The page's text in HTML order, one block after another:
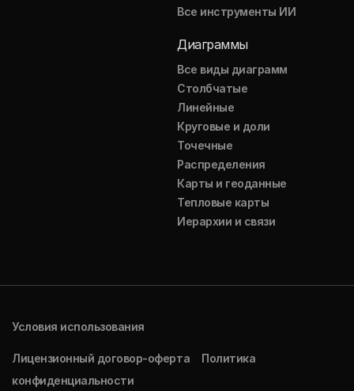
Все инструменты ИИ
Диаграммы
Все виды диаграмм
Столбчатые
Линейные
Круговые и доли
Точечные
Распределения
Карты и геоданные
Тепловые карты
Иерархии и связи
Условия использования
Лицензионный договор-оферта
Политика
конфиденциальности